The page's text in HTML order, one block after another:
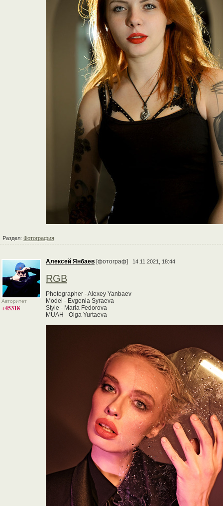
Раздел: Фотография
Авторитет
+45318
Алексей Янбаев [фотограф] 14.11.2021, 18:44
RGB
Photographer - Alexey Yanbaev
Model - Evgenia Syraeva
Style - Maria Fedorova
MUAH - Olga Yurtaeva